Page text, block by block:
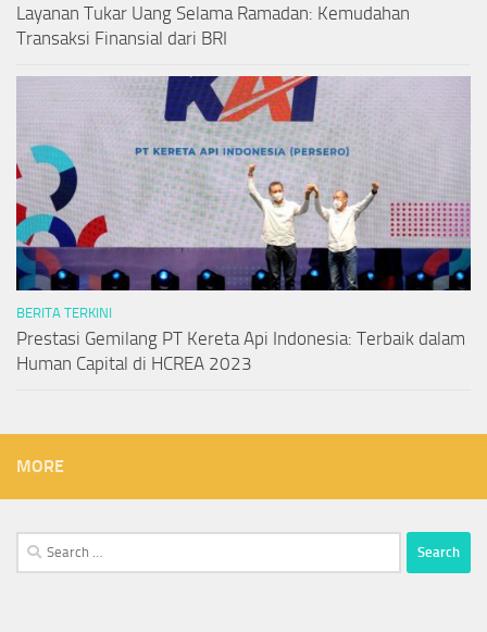
Layanan Tukar Uang Selama Ramadan: Kemudahan
Transaksi Finansial dari BRI
BERITA TERKINI
Prestasi Gemilang PT Kereta Api Indonesia: Terbaik dalam
Human Capital di HCREA 2023
MORE
Search
for: